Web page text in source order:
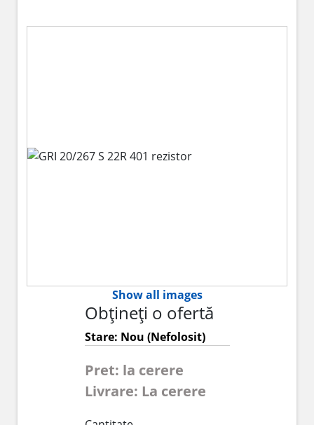
Show all images
Obțineți o ofertă
Stare: Nou (Nefolosit)
Pret: la cerere
Livrare: La cerere